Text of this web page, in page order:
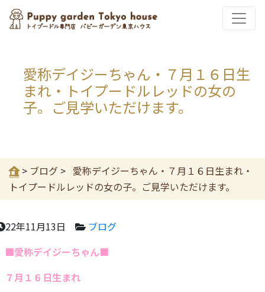
愛称デイジーちゃん・７月１６日生
まれ・トイプードルレッドの女の
子。ご見学いただけます。
> ブログ > 愛称デイジーちゃん・７月１６日生まれ・
トイプードルレッドの女の子。ご見学いただけます。
22年11月13日
ブログ
■愛称デイジーちゃん■
７月１６日生まれ